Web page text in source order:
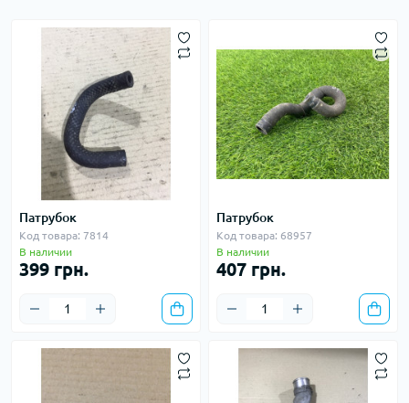
Патрубок
Код товара: 7814
В наличии
399 грн.
Патрубок
Код товара: 68957
В наличии
407 грн.